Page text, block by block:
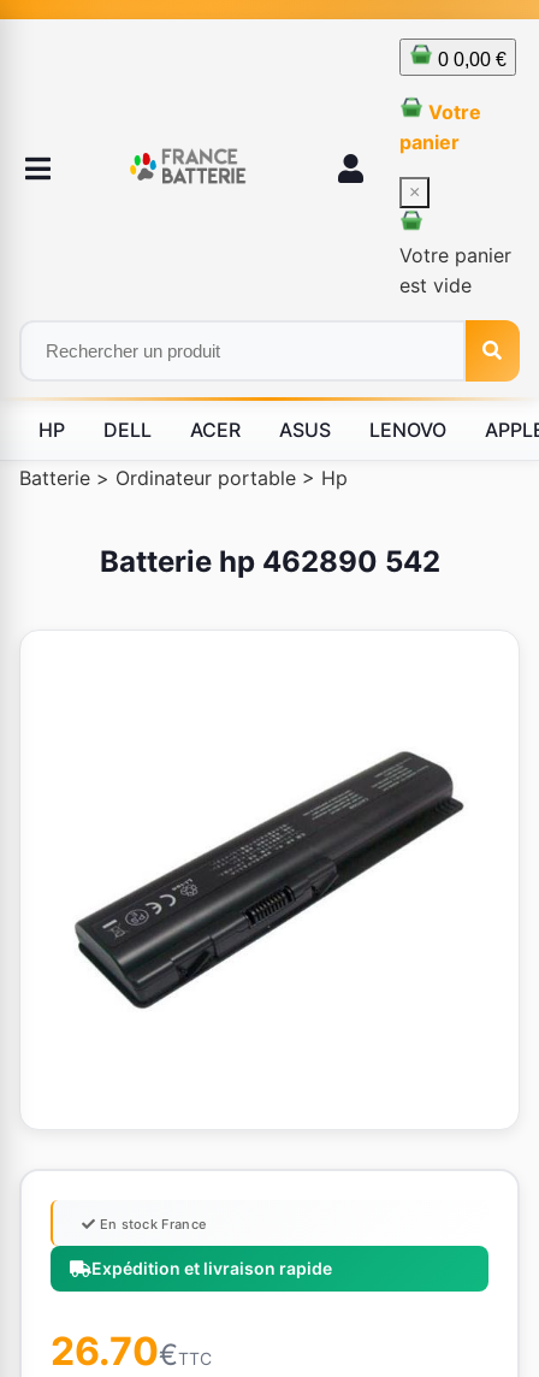
0 0,00 €
Votre
panier
×
Votre panier
est vide
HP DELL ACER ASUS LENOVO
Batterie > Ordinateur portable > Hp
Batterie hp 462890 542
Expédition et livraison rapide
En stock France
26.70€TTC